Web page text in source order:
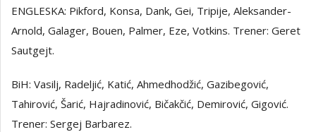
ENGLESKA: Pikford, Konsa, Dank, Gei, Tripije, Aleksander-
Arnold, Galager, Bouen, Palmer, Eze, Votkins. Trener: Geret
Sautgejt.
BiH: Vasilj, Radeljić, Katić, Ahmedhodžić, Gazibegović,
Tahirović, Šarić, Hajradinović, Bičakčić, Demirović, Gigović.
Trener: Sergej Barbarez.